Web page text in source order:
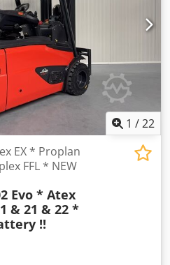
1 /22
EX * Proplan
FFL * NEW
Evo * Atex
& 21 & 22 *
!!